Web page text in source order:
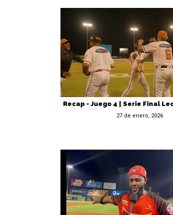
Recap - Juego 4 | Serie Final
27 de enero, 2026